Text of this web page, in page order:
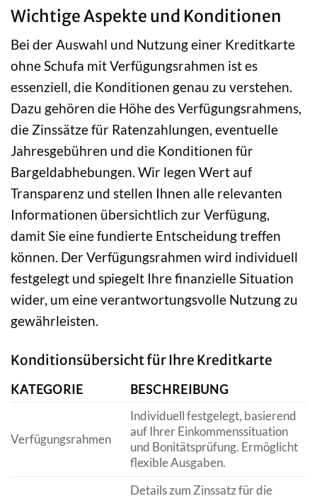
Wichtige Aspekte und Konditionen
Bei der Auswahl und Nutzung einer Kreditkarte
ohne Schufa mit Verfügungsrahmen ist es
essenziell, die Konditionen genau zu verstehen.
Dazu gehören die Höhe des Verfügungsrahmens,
die Zinssätze für Ratenzahlungen, eventuelle
Jahresgebühren und die Konditionen für
Bargeldabhebungen. Wir legen Wert auf
Transparenz und stellen Ihnen alle relevanten
Informationen übersichtlich zur Verfügung,
damit Sie eine fundierte Entscheidung treffen
können. Der Verfügungsrahmen wird individuell
festgelegt und spiegelt Ihre finanzielle Situation
wider, um eine verantwortungsvolle Nutzung zu
gewährleisten.
Konditionsübersicht für Ihre Kreditkarte
KATEGORIE BESCHREIBUNG
Verfügungsrahmen
Individuell festgelegt, basierend
auf Ihrer Einkommenssituation
und Bonitätsprüfung. Ermöglicht
flexible Ausgaben.
Details zum Zinssatz für die